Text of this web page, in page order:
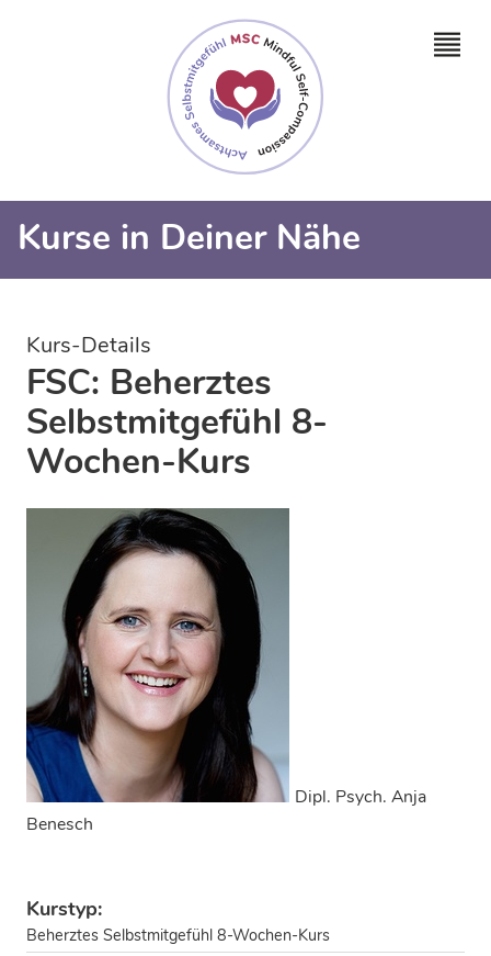
Kurse in Deiner Nähe
Kurs-Details
FSC: Beherztes
Selbstmitgefühl 8-
Wochen-Kurs
Dipl. Psych. Anja
Benesch
Kurstyp:
Beherztes Selbstmitgefühl 8-Wochen-Kurs